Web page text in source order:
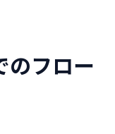
のフロー